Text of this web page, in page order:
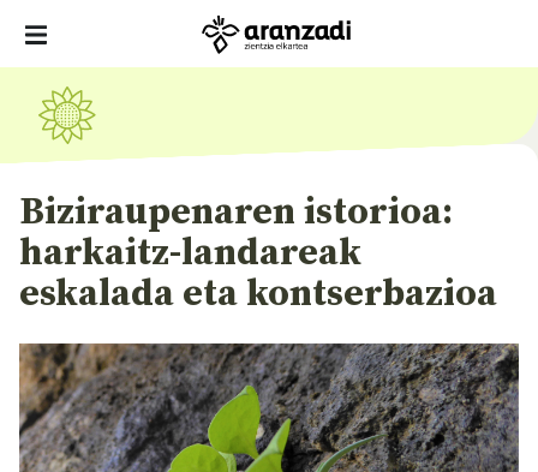
Biziraupenaren istorioa:
harkaitz-landareak
eskalada eta kontserbazioa